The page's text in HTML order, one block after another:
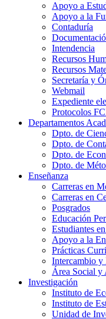
Apoyo a
Apoyo a la
Contaduría
Intendencia
Recursos
Recursos
Secretaría y
Webmail
Expediente
Protocolos
Departamentos
Dpto. de
Dpto. de
Dpto. de
Dpto. de
Enseñanza
Carreras en
Carreras en
Posgrados
Educación
Estudiantes
Apoyo a la
Prácticas
Intercambio
Área Social y
Investigación
Instituto de
Instituto de
Unidad de